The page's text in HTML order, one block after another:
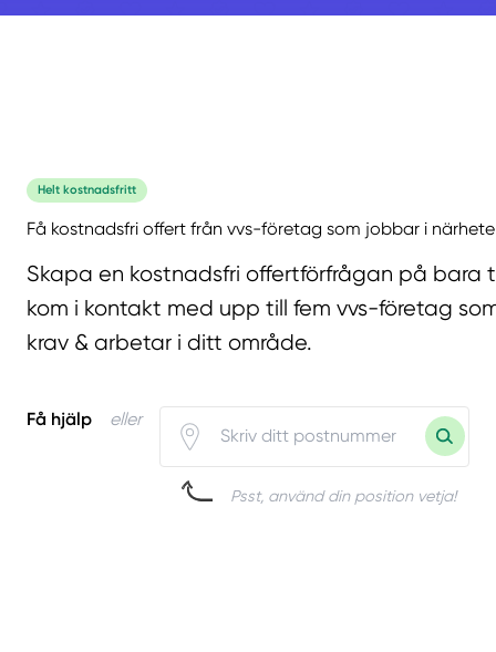
Helt kostnadsfritt
Få kostnadsfri offert från vvs-företag som jobbar i
Skapa en kostnadsfri offertförfrågan på bara
kom i kontakt med upp till fem vvs-företag
krav & arbetar i ditt område.
Få hjälp eller
Psst, använd din position vetja!